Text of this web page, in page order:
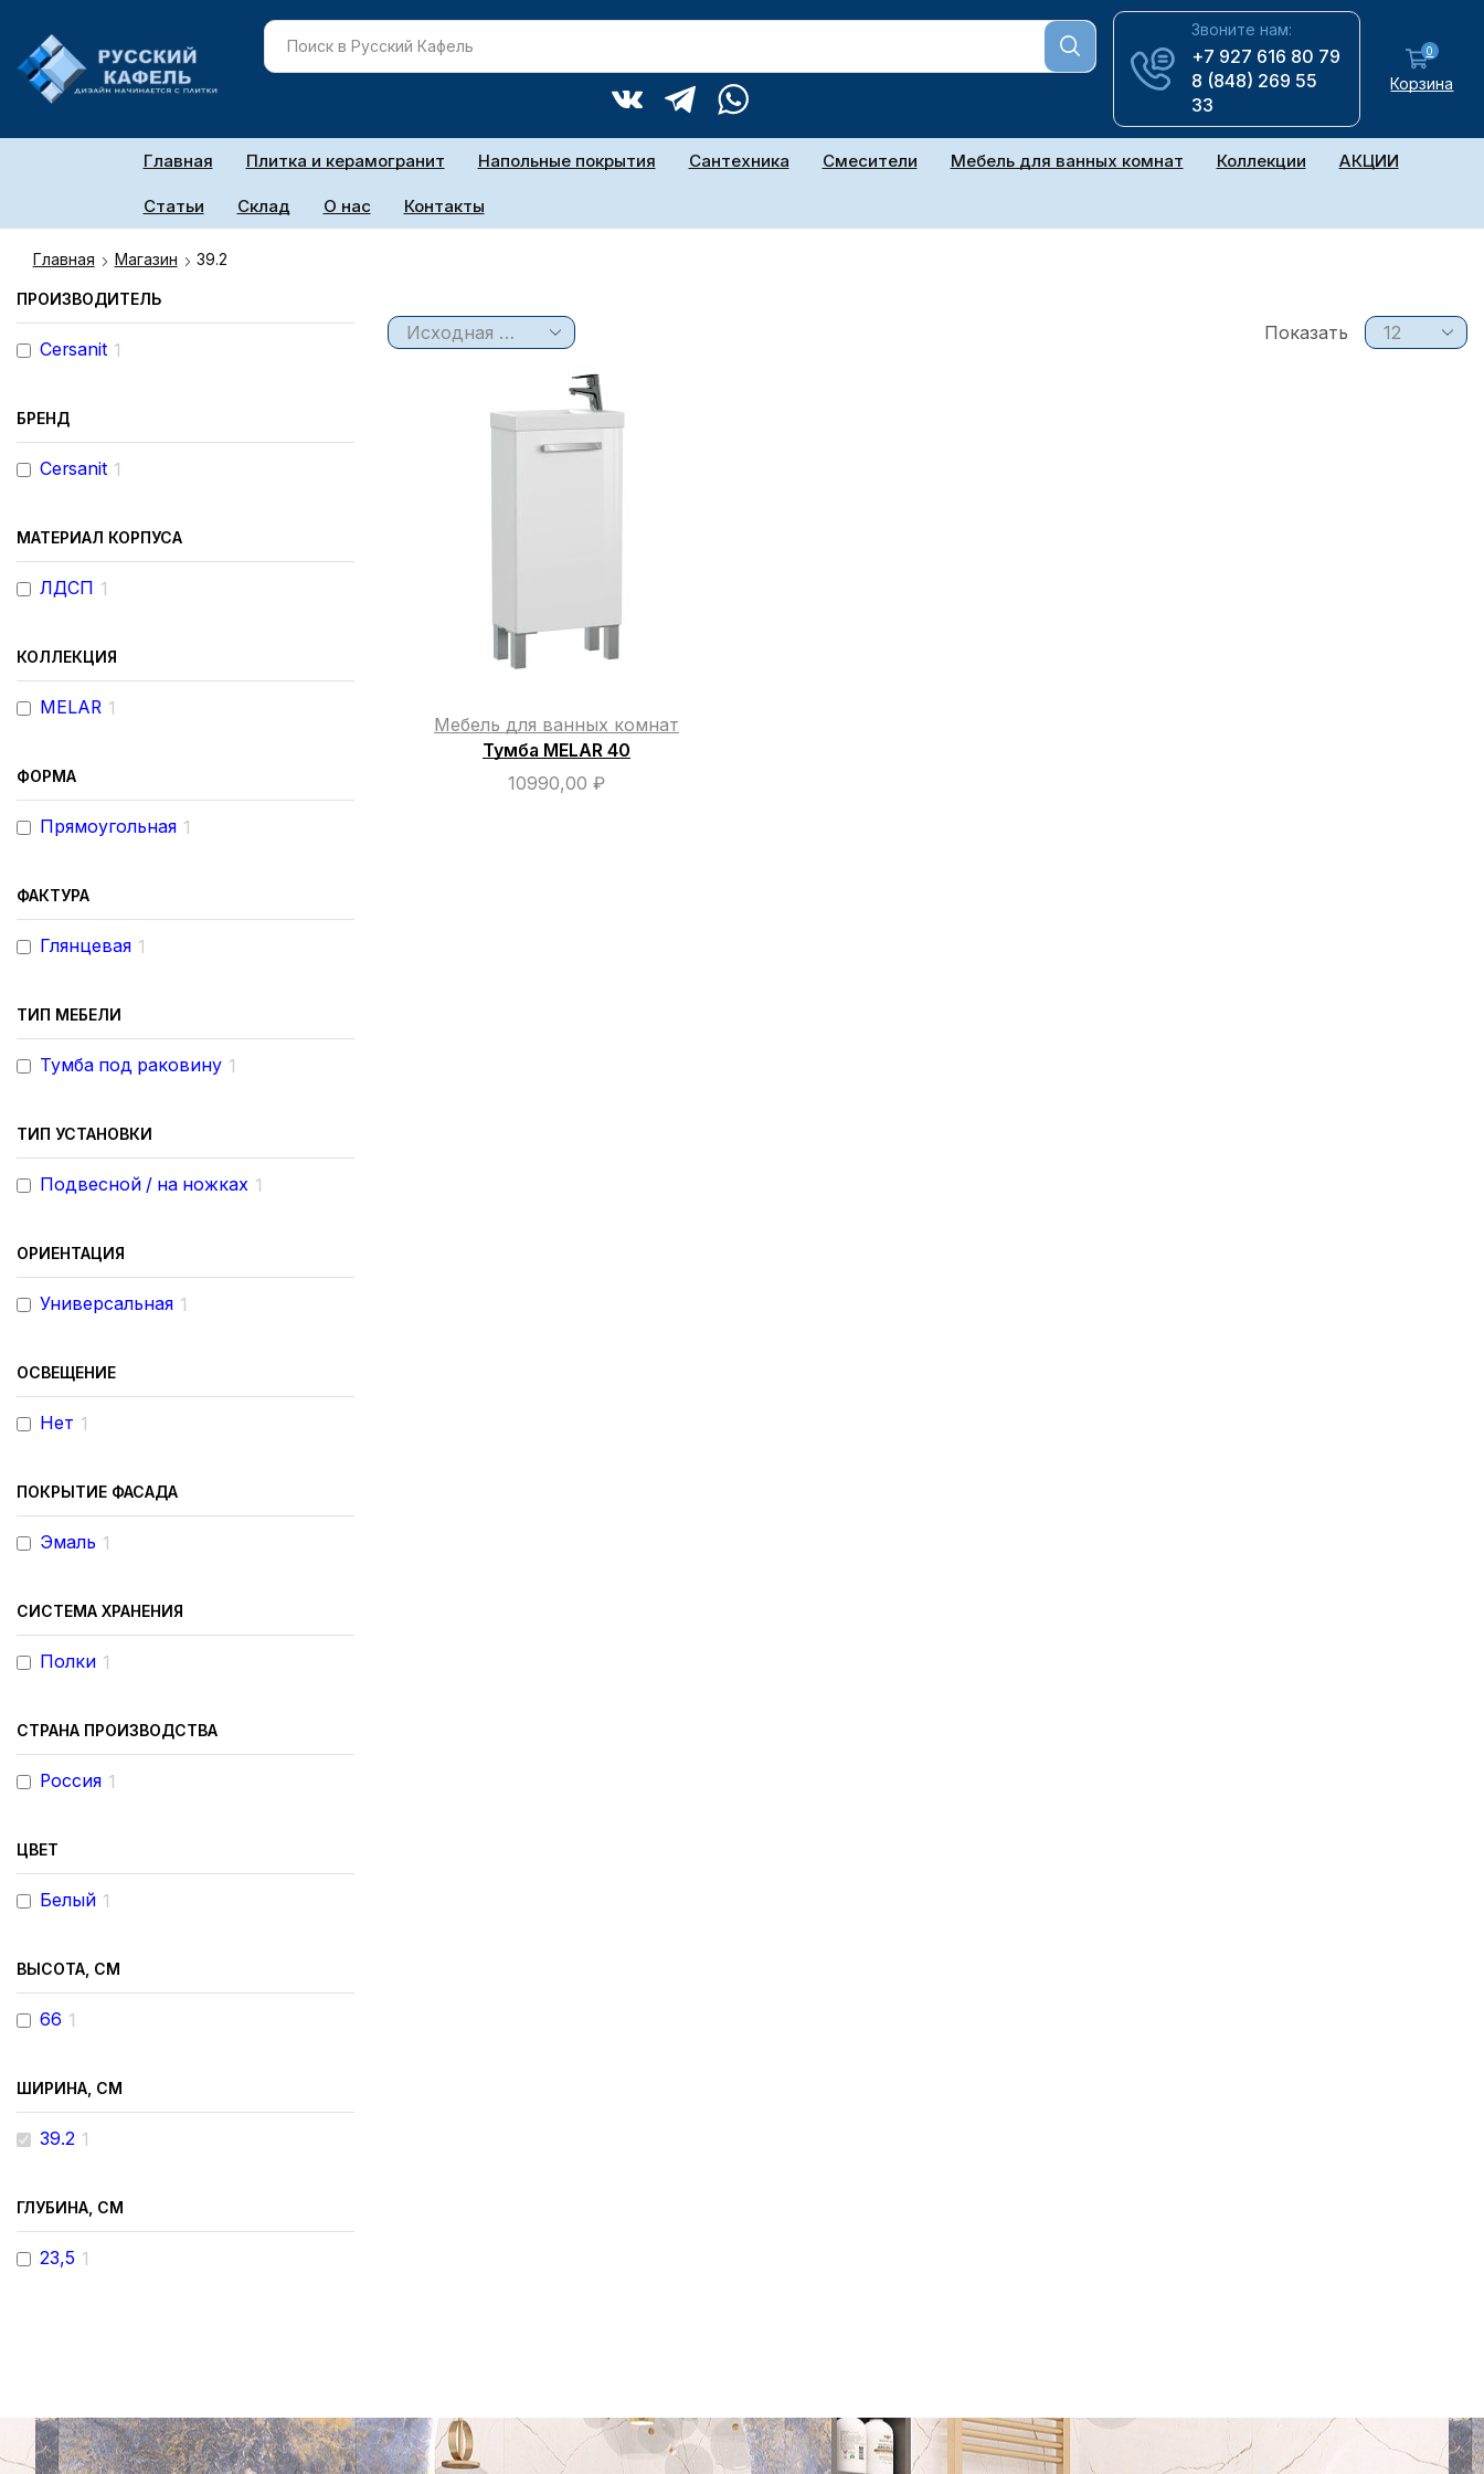
Звоните нам:
+7 927 616 80 79
8 (848) 269 55
33
0
Корзина
Главная Плитка и керамогранит Напольные покрытия Сантехника Смесители Мебель для ванных комнат Коллекции АКЦИИ
Статьи Склад О нас Контакты
Главная Магазин 39.2
Показать
Мебель для ванных комнат
Тумба MELAR 40
10990,00 ₽
ПРОИЗВОДИТЕЛЬ
Cersanit 1
БРЕНД
Cersanit 1
МАТЕРИАЛ КОРПУСА
ЛДСП 1
КОЛЛЕКЦИЯ
MELAR 1
ФОРМА
Прямоугольная 1
ФАКТУРА
Глянцевая 1
ТИП МЕБЕЛИ
Тумба под раковину 1
ТИП УСТАНОВКИ
Подвесной / на ножках 1
ОРИЕНТАЦИЯ
Универсальная 1
ОСВЕЩЕНИЕ
Нет 1
ПОКРЫТИЕ ФАСАДА
Эмаль 1
СИСТЕМА ХРАНЕНИЯ
Полки 1
СТРАНА ПРОИЗВОДСТВА
Россия 1
ЦВЕТ
Белый 1
ВЫСОТА, СМ
66 1
ШИРИНА, СМ
39.2 1
ГЛУБИНА, СМ
23,5 1